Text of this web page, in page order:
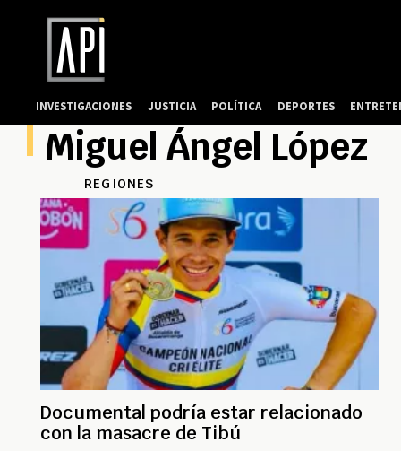
Miguel Ángel López
REGIONES
Documental podría estar relacionado
con la masacre de Tibú
INVESTIGACIONES JUSTICIA POLÍTICA DEPORTES